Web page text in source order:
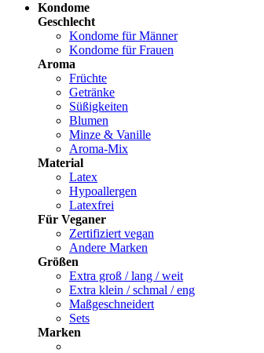
Kondome
Geschlecht
Kondome für Männer
Kondome für Frauen
Aroma
Früchte
Getränke
Süßigkeiten
Blumen
Minze & Vanille
Aroma-Mix
Material
Latex
Hypoallergen
Latexfrei
Für Veganer
Zertifiziert vegan
Andere Marken
Größen
Extra groß / lang / weit
Extra klein / schmal / eng
Maßgeschneidert
Sets
Marken